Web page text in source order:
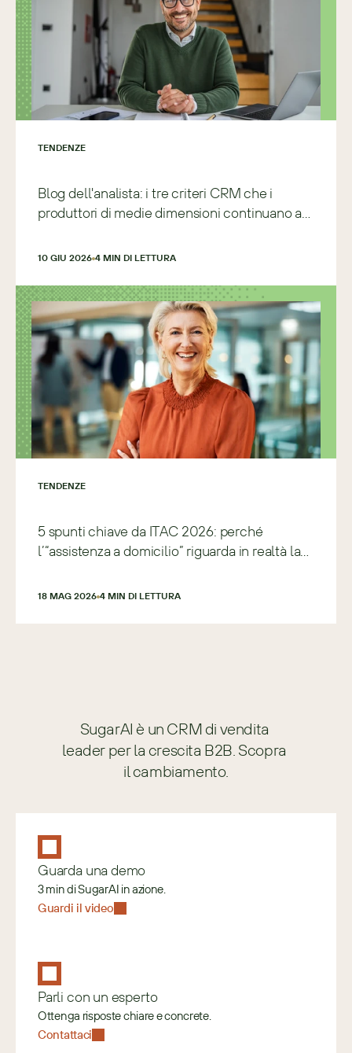
TENDENZE
Blog dell'analista: i tre criteri CRM che i
produttori di medie dimensioni continuano a
10 GIU 2026 4 MIN DI LETTURA
TENDENZE
5 spunti chiave da ITAC 2026: perché
l’“assistenza a domicilio” riguarda in realtà la
18 MAG 2026 4 MIN DI LETTURA
SugarAI è un CRM di vendita
leader per la crescita B2B. Scopra
il cambiamento.
Guarda una demo
3 min di SugarAI in azione.
Guardi il video
Parli con un esperto
Ottenga risposte chiare e concrete.
Contattaci